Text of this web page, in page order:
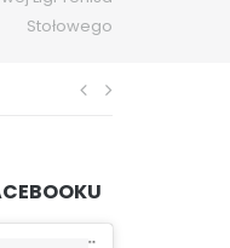
Stołowego
Nawigacja